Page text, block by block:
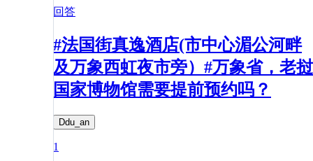
回答
#法国街真逸酒店(市中心湄公河畔
及万象西虹夜市旁）#万象省，老挝
国家博物馆需要提前预约吗？
Ddu_an
1